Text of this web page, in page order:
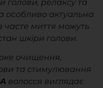
голови, релаксу та
особливо актуальна
часте миття можуть
шкіри голови.
очищення,
та стимулювання
волосся виглядає